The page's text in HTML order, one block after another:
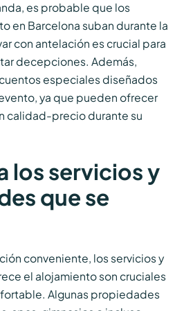
es probable que los
en Barcelona suban durante la
con antelación es crucial para
decepciones. Además,
especiales diseñados
ya que pueden ofrecer
calidad-precio durante su
los servicios y
que se
conveniente, los servicios y
el alojamiento son cruciales
Algunas propiedades